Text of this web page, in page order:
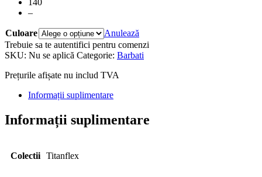
–
Culoare
Anulează
Trebuie sa te autentifici pentru comenzi
SKU: Nu se aplică Categorie: Barbati
Prețurile afișate nu includ TVA
Informații suplimentare
Informații suplimentare
Colectii Titanflex